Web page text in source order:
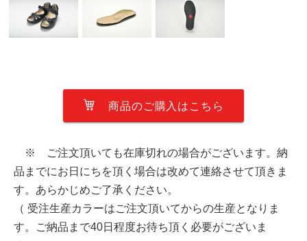
商品のご購入はこちら
※ ご注文頂いても在庫切れの場合がございます。納
品までにお日にちを頂く場合は改めて連絡させて頂きま
す。あらかじめご了承ください。
（ 受注生産カラーはご注文頂いてからの生産となりま
す。ご納品まで40日程度お待ち頂く必要がございま